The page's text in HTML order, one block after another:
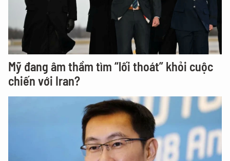
Mỹ đang âm thầm tìm “lối thoát” khỏi cuộc
chiến với Iran?